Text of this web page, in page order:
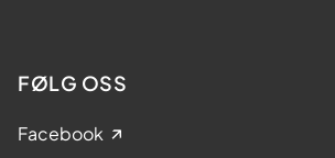
FØLG OSS
Facebook